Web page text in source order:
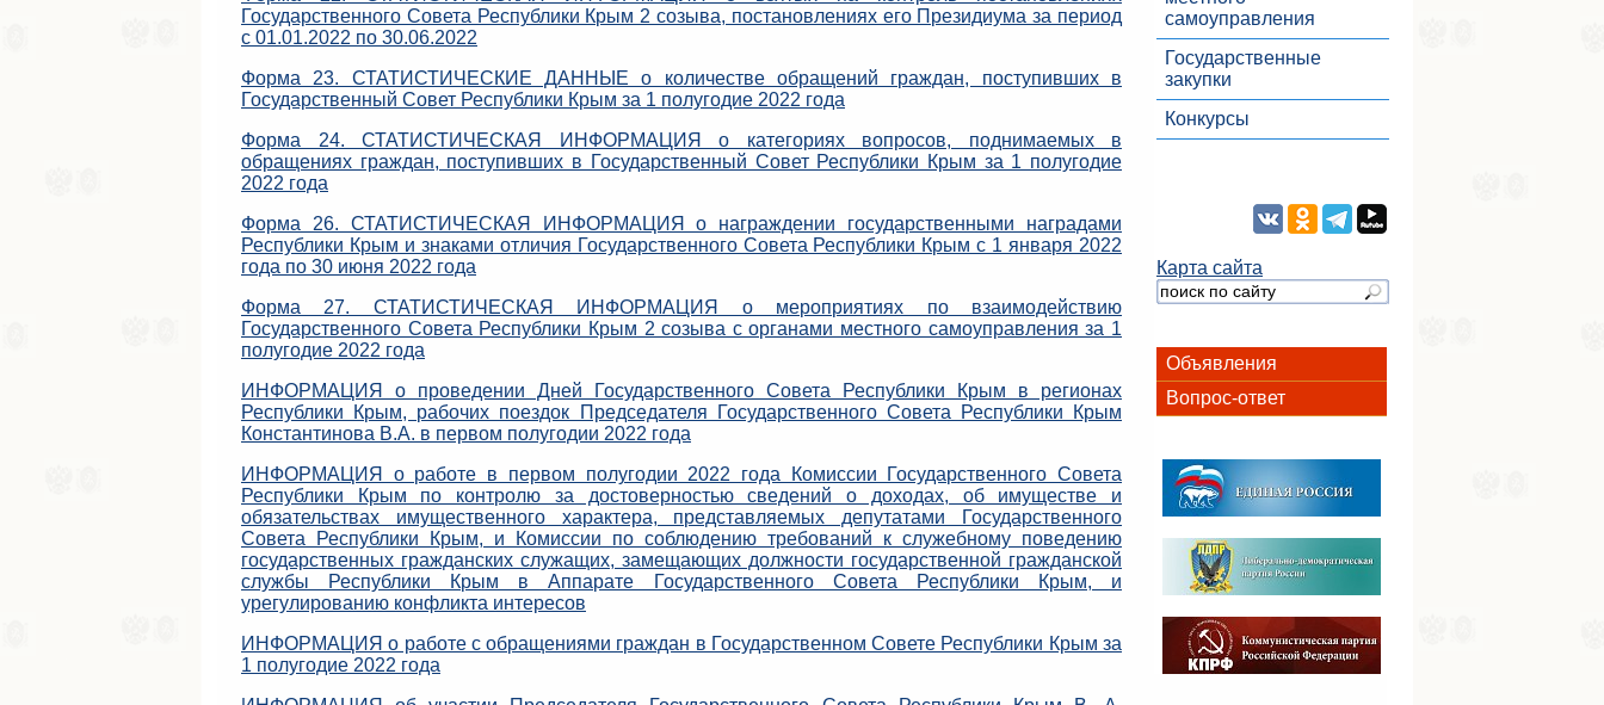
Государственного Совета Республики Крым 2 созыва, постановлениях его Президиума за период
с 01.01.2022 по 30.06.2022
Форма 23. СТАТИСТИЧЕСКИЕ ДАННЫЕ о количестве обращений граждан, поступивших в
Государственный Совет Республики Крым за 1 полугодие 2022 года
Форма 24. СТАТИСТИЧЕСКАЯ ИНФОРМАЦИЯ о категориях вопросов, поднимаемых в
обращениях граждан, поступивших в Государственный Совет Республики Крым за 1 полугодие
2022 года
Форма 26. СТАТИСТИЧЕСКАЯ ИНФОРМАЦИЯ о награждении государственными наградами
Республики Крым и знаками отличия Государственного Совета Республики Крым с 1 января 2022
года по 30 июня 2022 года
Форма 27. СТАТИСТИЧЕСКАЯ ИНФОРМАЦИЯ о мероприятиях по взаимодействию
Государственного Совета Республики Крым 2 созыва с органами местного самоуправления за 1
полугодие 2022 года
ИНФОРМАЦИЯ о проведении Дней Государственного Совета Республики Крым в регионах
Республики Крым, рабочих поездок Председателя Государственного Совета Республики Крым
Константинова В.А. в первом полугодии 2022 года
ИНФОРМАЦИЯ о работе в первом полугодии 2022 года Комиссии Государственного Совета
Республики Крым по контролю за достоверностью сведений о доходах, об имуществе и
обязательствах имущественного характера, представляемых депутатами Государственного
Совета Республики Крым, и Комиссии по соблюдению требований к служебному поведению
государственных гражданских служащих, замещающих должности государственной гражданской
службы Республики Крым в Аппарате Государственного Совета Республики Крым, и
урегулированию конфликта интересов
ИНФОРМАЦИЯ о работе с обращениями граждан в Государственном Совете Республики Крым за
1 полугодие 2022 года
самоуправления
Государственные
закупки
Конкурсы
Карта сайта
Объявления
Вопрос-ответ